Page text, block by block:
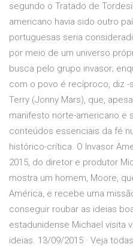
segundo o Tratado de
americano havia sido outro
portuguesas seria
por meio de um universo
busca pelo grupo invasor;
com o povo é recíproco, diz -
Terry (Jonny Mars), que,
manifesto norte-americano e
conteúdos essenciais da fé
histórico-crítica. O Invasor
2015, do diretor e produtor
mostra um homem, Moore,
América, e recebe uma
conseguir roubar as ideias
estadunidense Michael visita
ideias. 13/09/2015 · Veja